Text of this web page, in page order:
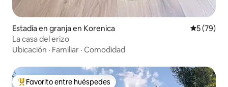
Estadía en granja en Korenica
5 (79)
La casa del erizo
Ubicación · Familiar · Comodidad
Favorito entre huéspedes